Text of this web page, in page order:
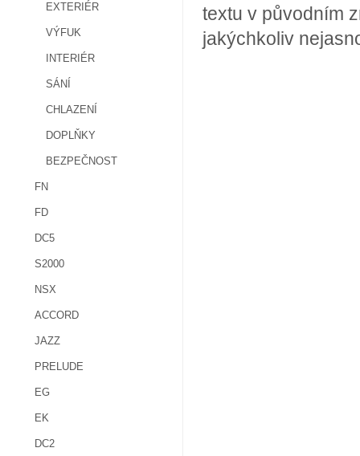
EXTERIÉR
VÝFUK
INTERIÉR
SÁNÍ
CHLAZENÍ
DOPLŇKY
BEZPEČNOST
FN
FD
DC5
S2000
NSX
ACCORD
JAZZ
PRELUDE
EG
EK
DC2
textu v původním
jakýchkoliv